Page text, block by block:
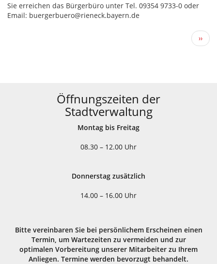
Sie erreichen das Bürgerbüro unter Tel. 09354 9733-0 oder
Email: buergerbuero@rieneck.bayern.de
Seite
››
Öffnungszeiten der
Stadtverwaltung
Montag bis Freitag
08.30 – 12.00 Uhr
Donnerstag zusätzlich
14.00 – 16.00 Uhr
Bitte vereinbaren Sie bei persönlichem Erscheinen einen
Termin, um Wartezeiten zu vermeiden und zur
optimalen Vorbereitung unserer Mitarbeiter zu Ihrem
Anliegen. Termine werden bevorzugt behandelt.